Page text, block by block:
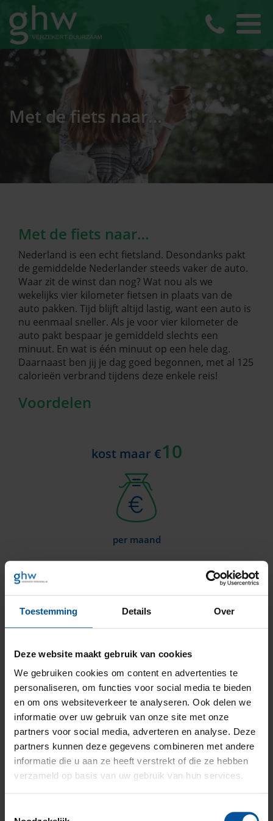
Toestemming Details Over
Deze website maakt gebruik van cookies
We gebruiken cookies om content en advertenties te
personaliseren, om functies voor social media te bieden
en om ons websiteverkeer te analyseren. Ook delen we
informatie over uw gebruik van onze site met onze
partners voor social media, adverteren en analyse. Deze
partners kunnen deze gegevens combineren met andere
informatie die u aan ze heeft verstrekt of die ze hebben
verzameld op basis van uw gebruik van hun services.
Met de fiets naar…
Met de fiets naar…
Nederland is een echt fietsland. Desondanks pakt
de gemiddelde Nederlander steeds vaker de auto.
Waar zit de winst dan nog? Wat nou als we
wekelijks vier kilometer fietsen in plaats van de
auto pakken. Tijd blijft altijd lastig, want een auto is
nu eenmaal sneller. Als je voor vier kilometer de
auto pakt bespaar je gemiddeld slechts een
minuut. En wat is één minuut op een hele dag.
Daarnaast ben jij je dag goed begonnen, met al 125
calorieën verbrand tijdens deze enkele reis!
Voordelen
kost maar €10
per maand
minder uitstoot
125kcal
verbrand